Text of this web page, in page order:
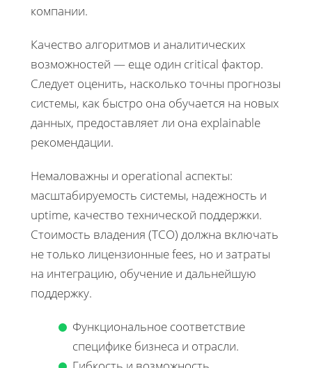
компании.
Качество алгоритмов и аналитических
возможностей — еще один critical фактор.
Следует оценить, насколько точны прогнозы
системы, как быстро она обучается на новых
данных, предоставляет ли она explainable
рекомендации.
Немаловажны и operational аспекты:
масштабируемость системы, надежность и
uptime, качество технической поддержки.
Стоимость владения (TCO) должна включать
не только лицензионные fees, но и затраты
на интеграцию, обучение и дальнейшую
поддержку.
Функциональное соответствие
специфике бизнеса и отрасли.